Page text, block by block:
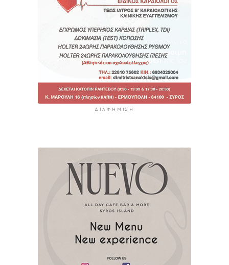
ΔΙΑΦΉΜΙΣΗ